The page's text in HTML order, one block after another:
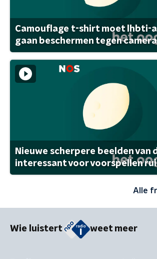
Camouflage t-shirt moet lhbti-
gaan beschermen tegen
Nieuwe scherpere beelden van
interessant voor voorspellen
Alle
Wie luistert weet meer